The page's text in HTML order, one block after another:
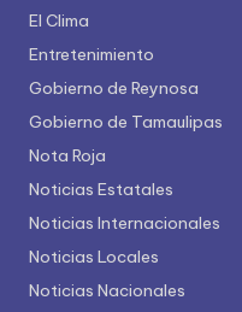
El Clima
Entretenimiento
Gobierno de Reynosa
Gobierno de Tamaulipas
Nota Roja
Noticias Estatales
Noticias Internacionales
Noticias Locales
Noticias Nacionales